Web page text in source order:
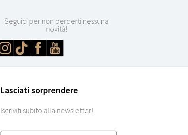
Seguici per non perderti nessuna
novità!
Lasciati sorprendere
Iscriviti subito alla newsletter!